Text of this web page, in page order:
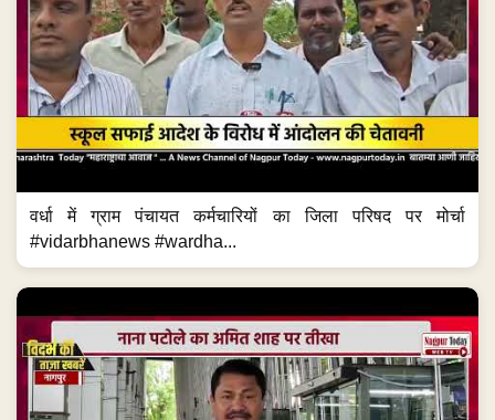
वर्धा में ग्राम पंचायत कर्मचारियों का जिला परिषद पर मोर्चा
#vidarbhanews #wardha...